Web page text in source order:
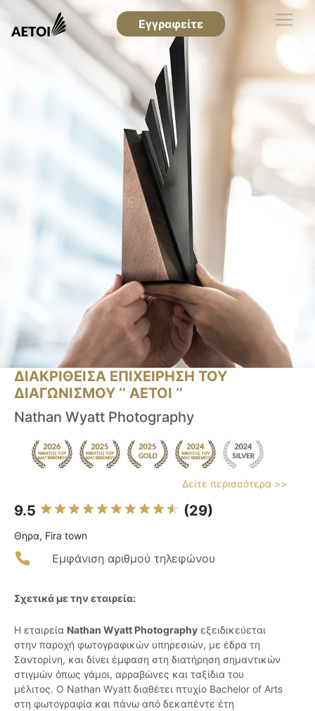
Εγγραφείτε
ΔΙΑΚΡΙΘΕΙΣΑ ΕΠΙΧΕΙΡΗΣΗ ΤΟΥ
ΔΙΑΓΩΝΙΣΜΟΥ ‘’ ΑΕΤΟΙ ‘’
Nathan Wyatt Photography
Δείτε περισσότερα >>
9.5 (29)
Θηρα, Fira town
Εμφάνιση αριθμού τηλεφώνου
Σχετικά με την εταιρεία:
Η εταιρεία Nathan Wyatt Photography εξειδικεύεται
στην παροχή φωτογραφικών υπηρεσιών, με έδρα τη
Σαντορίνη, και δίνει έμφαση στη διατήρηση σημαντικών
στιγμών όπως γάμοι, αρραβώνες και ταξίδια του
μέλιτος. Ο Nathan Wyatt διαθέτει πτυχίο Bachelor of Arts
στη φωτογραφία και πάνω από δεκαπέντε έτη